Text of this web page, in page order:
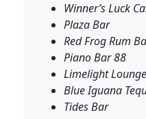
Winner’s Luck
Plaza Bar
Red Frog Rum
Piano Bar 88
Limelight Lounge
Blue Iguana
Tides Bar